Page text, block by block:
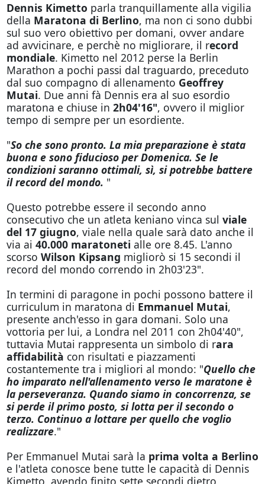
Dennis Kimetto parla tranquillamente alla vigilia
della Maratona di Berlino, ma non ci sono dubbi
sul suo vero obiettivo per domani, ovver andare
ad avvicinare, e perchè no migliorare, il record
mondiale. Kimetto nel 2012 perse la Berlin
Marathon a pochi passi dal traguardo, preceduto
dal suo compagno di allenamento Geoffrey
Mutai. Due anni fà Dennis era al suo esordio
maratona e chiuse in 2h04'16", ovvero il miglior
tempo di sempre per un esordiente.
"So che sono pronto. La mia preparazione è stata
buona e sono fiducioso per Domenica. Se le
condizioni saranno ottimali, sì, si potrebbe battere
il record del mondo. "
Questo potrebbe essere il secondo anno
consecutivo che un atleta keniano vinca sul viale
del 17 giugno, viale nella quale sarà dato anche il
via ai 40.000 maratoneti alle ore 8.45. L'anno
scorso Wilson Kipsang migliorò si 15 secondi il
record del mondo correndo in 2h03'23".
In termini di paragone in pochi possono battere il
curriculum in maratona di Emmanuel Mutai,
presente anch'esso in gara domani. Solo una
vottoria per lui, a Londra nel 2011 con 2h04'40",
tuttavia Mutai rappresenta un simbolo di rara
affidabilità con risultati e piazzamenti
costantemente tra i migliori al mondo: "Quello che
ho imparato nell'allenamento verso le maratone è
la perseveranza. Quando siamo in concorrenza, se
si perde il primo posto, si lotta per il secondo o
terzo. Continuo a lottare per quello che voglio
realizzare."
Per Emmanuel Mutai sarà la prima volta a Berlino
e l'atleta conosce bene tutte le capacità di Dennis
Kimetto, avendo finito sette secondi dietro